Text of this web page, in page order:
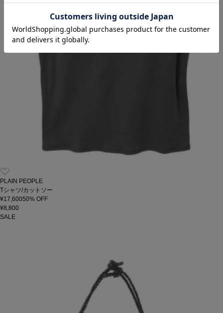
PLAIN PEOPLE
Tシャツ/カットソー
¥17,60050% OFF
¥8,800
SALE